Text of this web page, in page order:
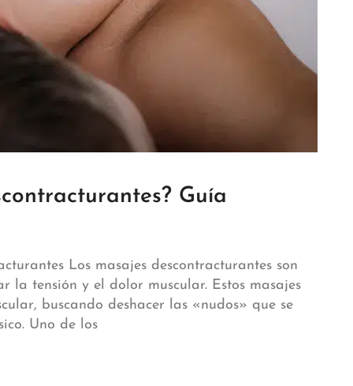
Guía
Los masajes descontracturantes son
tensión y el dolor muscular. Estos masajes
buscando deshacer las «nudos» que se
Uno de los